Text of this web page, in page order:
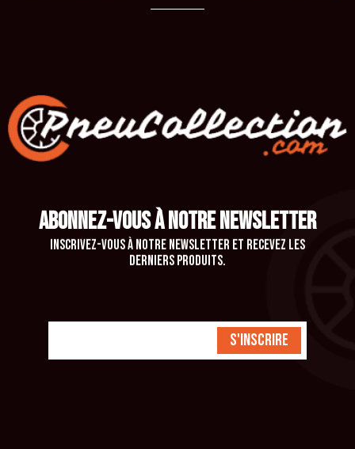
ABONNEZ-VOUS À NOTRE NEWSLETTER
Inscrivez-vous à notre newsletter et recevez les
derniers produits.
S'inscrire